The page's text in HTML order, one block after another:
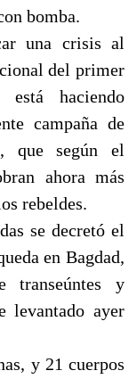
bomba.
una crisis al
del primer
haciendo
campaña de
que según el
ahora más
rebeldes.
se decretó el
en Bagdad,
transeúntes y
levantado ayer
y 21 cuerpos